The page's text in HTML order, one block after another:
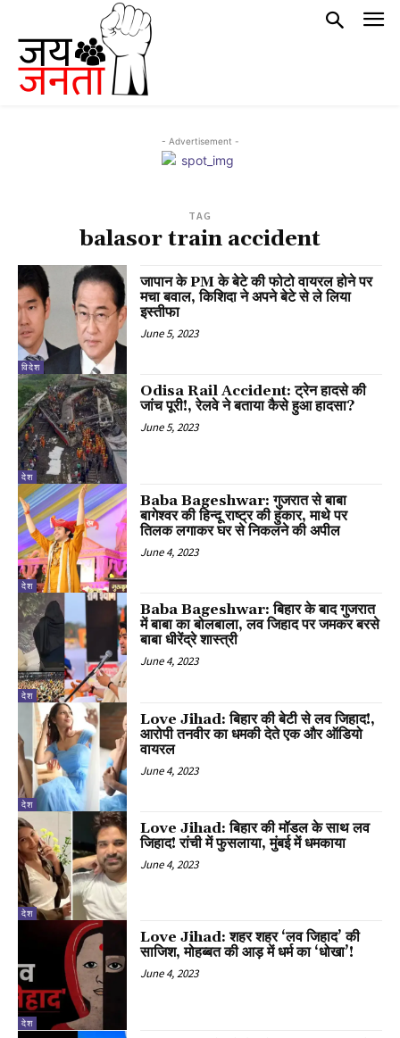
- Advertisement -
TAG
balasor train accident
विदेश
जापान के PM के बेटे की फोटो वायरल होने पर
मचा बवाल, किशिदा ने अपने बेटे से ले लिया
इस्तीफा
June 5, 2023
देश
Odisa Rail Accident: ट्रेन हादसे की
जांच पूरी!, रेलवे ने बताया कैसे हुआ हादसा?
June 5, 2023
देश
Baba Bageshwar: गुजरात से बाबा
बागेश्वर की हिन्दू राष्ट्र की हुंकार, माथे पर
तिलक लगाकर घर से निकलने की अपील
June 4, 2023
देश
Baba Bageshwar: बिहार के बाद गुजरात
में बाबा का बोलबाला, लव जिहाद पर जमकर बरसे
बाबा धीरेंद्रे शास्त्री
June 4, 2023
देश
Love Jihad: बिहार की बेटी से लव जिहाद!,
आरोपी तनवीर का धमकी देते एक और ऑडियो
वायरल
June 4, 2023
देश
Love Jihad: बिहार की मॉडल के साथ लव
जिहाद! रांची में फुसलाया, मुंबई में धमकाया
June 4, 2023
देश
Love Jihad: शहर शहर ‘लव जिहाद’ की
साजिश, मोहब्बत की आड़ में धर्म का ‘धोखा’!
June 4, 2023